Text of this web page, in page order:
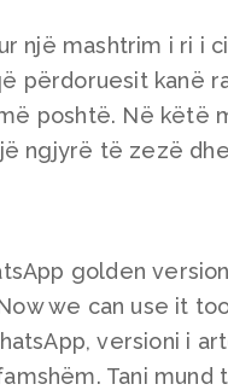
një mashtrim i ri i
përdoruesit kanë
poshtë. Në këtë
ngjyrë të zezë
golden
we can use it
versioni i
Tani mund